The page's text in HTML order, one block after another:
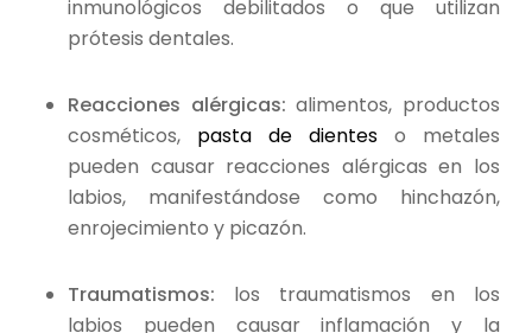
inmunológicos debilitados o que utilizan
prótesis dentales.
Reacciones alérgicas:alimentos, productos
cosméticos, pasta de dientes o metales
pueden causar reacciones alérgicas en los
labios, manifestándose como hinchazón,
enrojecimiento y picazón.
Traumatismos: los traumatismos en los
labios pueden causar inflamación y la